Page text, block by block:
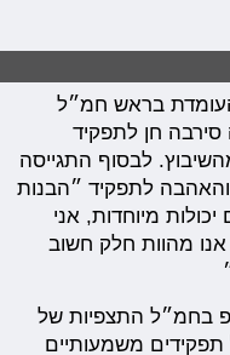
בראש חמ״ל
חן לתפקיד
לבסוף התגייסה
לתפקיד ״הבנות
מיוחדות, אני
מהוות חלק חשוב
בחמ״ל התצפיות של
משמעותיים